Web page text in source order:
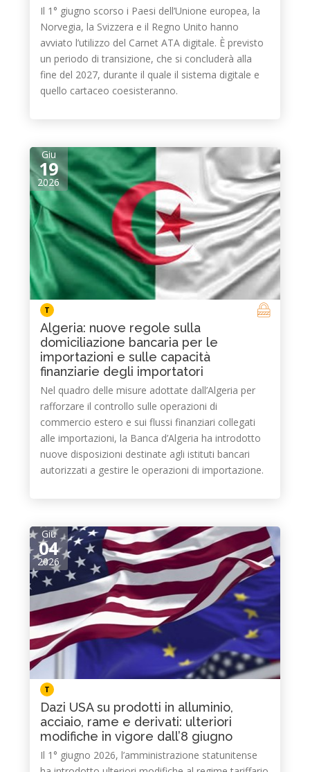
Il 1° giugno scorso i Paesi dell’Unione europea, la
Norvegia, la Svizzera e il Regno Unito hanno
avviato l’utilizzo del Carnet ATA digitale. È previsto
un periodo di transizione, che si concluderà alla
fine del 2027, durante il quale il sistema digitale e
quello cartaceo coesisteranno.
Giu
19
2026
T
Algeria: nuove regole sulla
domiciliazione bancaria per le
importazioni e sulle capacità
finanziarie degli importatori
Nel quadro delle misure adottate dall’Algeria per
rafforzare il controllo sulle operazioni di
commercio estero e sui flussi finanziari collegati
alle importazioni, la Banca d’Algeria ha introdotto
nuove disposizioni destinate agli istituti bancari
autorizzati a gestire le operazioni di importazione.
Giu
04
2026
T
Dazi USA su prodotti in alluminio,
acciaio, rame e derivati: ulteriori
modifiche in vigore dall’8 giugno
Il 1° giugno 2026, l’amministrazione statunitense